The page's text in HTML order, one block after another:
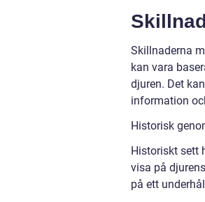
Skillnaderna
kan vara
djuren. Det
information
Historisk
Historiskt sett
visa på
på ett